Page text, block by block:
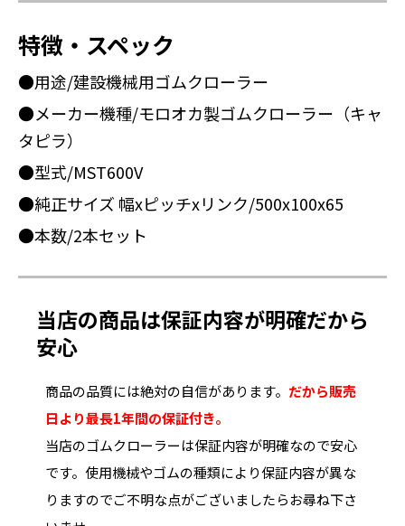
特徴・スペック
●用途/建設機械用ゴムクローラー
●メーカー機種/モロオカ製ゴムクローラー（キャ
タピラ）
●型式/MST600V
●純正サイズ 幅xピッチxリンク/500x100x65
●本数/2本セット
当店の商品は保証内容が明確だから
安心
商品の品質には絶対の自信があります。 だから販売
日より最長1年間の保証付き。
当店のゴムクローラーは保証内容が明確なので安心
です。使用機械やゴムの種類により保証内容が異な
りますのでご不明な点がございましたらお尋ね下さ